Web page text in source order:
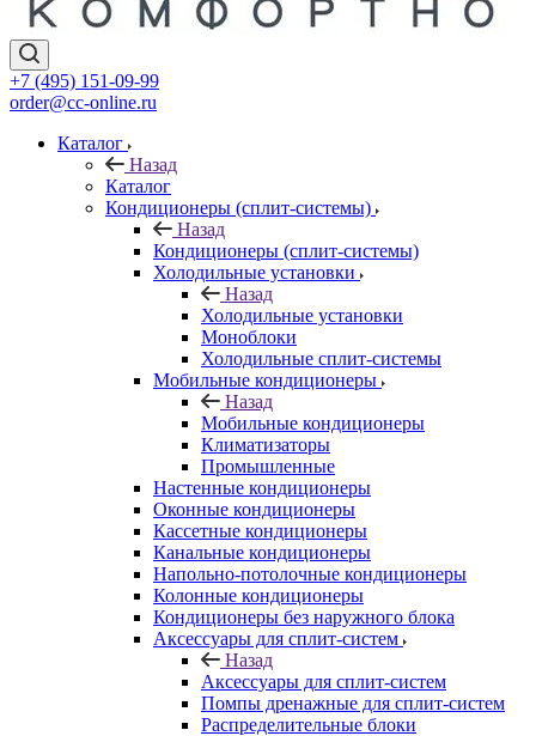
+7 (495) 151-09-99
order@cc-online.ru
Каталог
Назад
Каталог
Кондиционеры (сплит-системы)
Назад
Кондиционеры (сплит-системы)
Холодильные установки
Назад
Холодильные установки
Моноблоки
Холодильные сплит-системы
Мобильные кондиционеры
Назад
Мобильные кондиционеры
Климатизаторы
Промышленные
Настенные кондиционеры
Оконные кондиционеры
Кассетные кондиционеры
Канальные кондиционеры
Напольно-потолочные кондиционеры
Колонные кондиционеры
Кондиционеры без наружного блока
Аксессуары для сплит-систем
Назад
Аксессуары для сплит-систем
Помпы дренажные для сплит-систем
Распределительные блоки